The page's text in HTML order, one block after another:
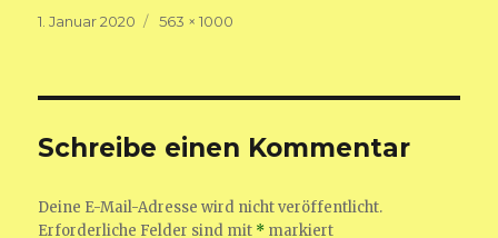
Veröffentlicht
1. Januar 2020
Volle
563 × 1000
Schreibe einen Kommentar
Deine E-Mail-Adresse wird nicht veröffentlicht.
Erforderliche Felder sind mit * markiert